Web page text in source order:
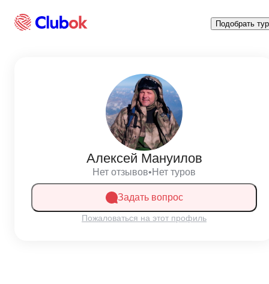
Подобрать тур
Алексей Мануилов
Нет отзывов•Нет туров
Задать вопрос
Пожаловаться на этот профиль